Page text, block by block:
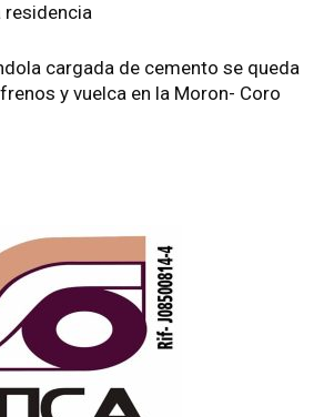
residencia
cargada de cemento se queda
y vuelca en la Moron- Coro